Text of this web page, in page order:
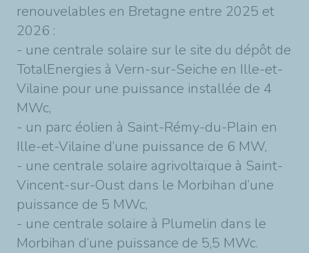
renouvelables en Bretagne entre 2025 et
2026 :
- une centrale solaire sur le site du dépôt de
TotalEnergies à Vern-sur-Seiche en Ille-et-
Vilaine pour une puissance installée de 4
MWc,
- un parc éolien à Saint-Rémy-du-Plain en
Ille-et-Vilaine d’une puissance de 6 MW,
- une centrale solaire agrivoltaïque à Saint-
Vincent-sur-Oust dans le Morbihan d’une
puissance de 5 MWc,
- une centrale solaire à Plumelin dans le
Morbihan d’une puissance de 5,5 MWc.